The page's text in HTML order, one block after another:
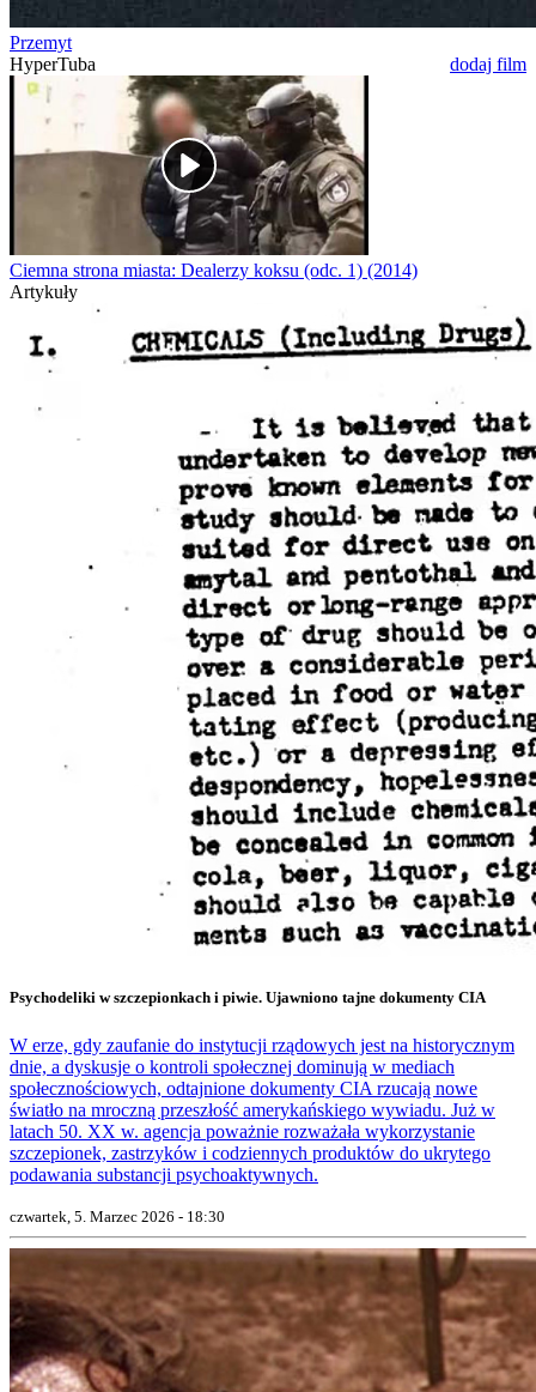
Przemyt
HyperTuba
dodaj film
Ciemna strona miasta: Dealerzy koksu (odc. 1) (2014)
Artykuły
Psychodeliki w szczepionkach i piwie. Ujawniono tajne dokumenty CIA
W erze, gdy zaufanie do instytucji rządowych jest na historycznym
dnie, a dyskusje o kontroli społecznej dominują w mediach
społecznościowych, odtajnione dokumenty CIA rzucają nowe
światło na mroczną przeszłość amerykańskiego wywiadu. Już w
latach 50. XX w. agencja poważnie rozważała wykorzystanie
szczepionek, zastrzyków i codziennych produktów do ukrytego
podawania substancji psychoaktywnych.
czwartek, 5. Marzec 2026 - 18:30